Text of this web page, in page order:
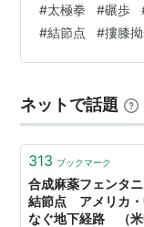
手は良いが、手
だ。套路動作の
いて、無駄な動
の手。身体の向
きから上向きに
#太極拳 #碾歩
#結節点 #摟膝
ネットで話題
313 ブックマーク
合成麻薬フェンタ
結節点 アメリカ・
なぐ地下経路 （米